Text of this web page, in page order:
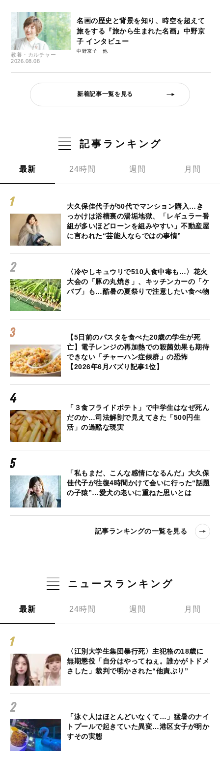
教養・カルチャー
2026.08.08
名画の歴史と背景を知り、時空を超えて
旅をする『旅から生まれた名画』中野京
子 インタビュー
中野京子
新着記事一覧を見る
記事ランキング
最新 24時間 週間 月間
大久保佳代子が50代でマンション購入…き
っかけは浴槽裏の湯垢地獄、「レギュラー番
組が多いほどローンを組みやすい」不動産屋
に言われた“芸能人ならではの事情”
〈冷やしキュウリで510人食中毒も…〉花火
大会の「豚の丸焼き」、キッチンカーの「ケ
バブ」も…酷暑の夏祭りで注意したい食べ物
【5日前のパスタを食べた20歳の学生が死
亡】電子レンジの再加熱での殺菌効果も期待
できない「チャーハン症候群」の恐怖
【2026年6月バズり記事1位】
「３食フライドポテト」で中学生はなぜ死ん
だのか…司法解剖で見えてきた「500円生
活」の過酷な現実
「私もまだ、こんな感情になるんだ」大久保
佳代子が往復4時間かけて会いに行った“話題
の子猿”…愛犬の老いに重ねた思いとは
記事ランキングの一覧を見る
ニュースランキング
最新 24時間 週間 月間
〈江別大学生集団暴行死〉主犯格の18歳に
無期懲役「自分はやってねぇ。誰かがトドメ
さした」裁判で明かされた“他責ぶり”
「泳ぐ人はほとんどいなくて…」猛暑のナイ
トプールで起きていた異変…港区女子が明か
すその実態